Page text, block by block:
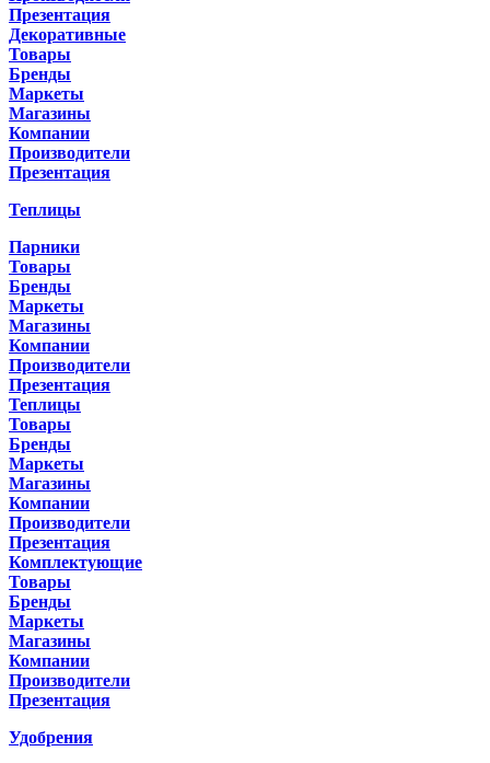
Презентация
Декоративные
Товары
Бренды
Маркеты
Магазины
Компании
Производители
Презентация
Теплицы
Парники
Товары
Бренды
Маркеты
Магазины
Компании
Производители
Презентация
Теплицы
Товары
Бренды
Маркеты
Магазины
Компании
Производители
Презентация
Комплектующие
Товары
Бренды
Маркеты
Магазины
Компании
Производители
Презентация
Удобрения